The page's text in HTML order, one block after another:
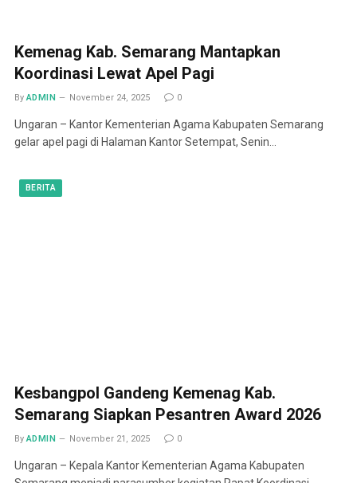
Kemenag Kab. Semarang Mantapkan
Koordinasi Lewat Apel Pagi
By ADMIN November 24, 2025 0
Ungaran – Kantor Kementerian Agama Kabupaten Semarang
gelar apel pagi di Halaman Kantor Setempat, Senin…
BERITA
Kesbangpol Gandeng Kemenag Kab.
Semarang Siapkan Pesantren Award 2026
By ADMIN November 21, 2025 0
Ungaran – Kepala Kantor Kementerian Agama Kabupaten